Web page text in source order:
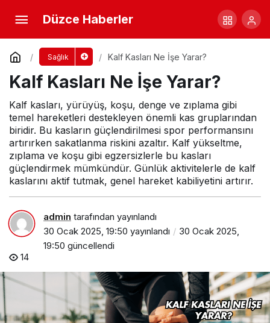
Düzce Haberler
Sağlık Kalf Kasları Ne İşe Yarar?
Kalf Kasları Ne İşe Yarar?
Kalf kasları, yürüyüş, koşu, denge ve zıplama gibi
temel hareketleri destekleyen önemli kas gruplarından
biridir. Bu kasların güçlendirilmesi spor performansını
artırırken sakatlanma riskini azaltır. Kalf yükseltme,
zıplama ve koşu gibi egzersizlerle bu kasları
güçlendirmek mümkündür. Günlük aktivitelerle de kalf
kaslarını aktif tutmak, genel hareket kabiliyetini artırır.
admin tarafından yayınlandı
30 Ocak 2025, 19:50 yayınlandı
30 Ocak 2025,
19:50 güncellendi
14
Kekik Kremi Ne İşe Yarar?
Yorum Yap